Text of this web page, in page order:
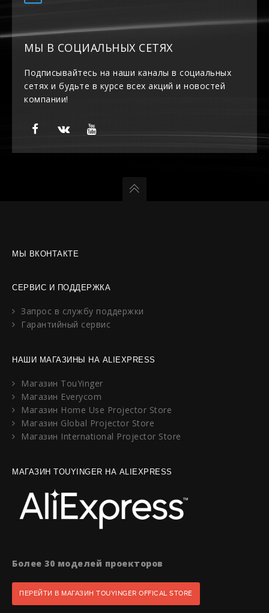
МЫ В СОЦИАЛЬНЫХ СЕТЯХ
Подписывайтесь на наши каналы в социальных
сетях и будьте в курсе всех акций и новостей
компании!
МЫ ВКОНТАКТЕ
СЕРВИС И ПОДДЕРЖКА
Запрос в службу поддержки
Гарантийный сервис
НАШИ МАГАЗИНЫ НА ALIEXPRESS
Магазин TouYinger
Магазин Everycom
Магазин Home Use Projector Store
Магазин Global Projector Store
Магазин International Projector Store
МАГАЗИН TOUYINGER НА ALIEXPRESS
Более 30 моделей проекторов
ПЕРЕЙТИ В МАГАЗИН TOUYINGER OFFICAL STORE